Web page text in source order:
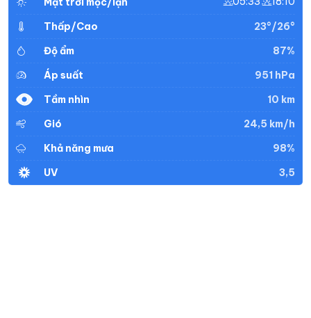
Thấp/Cao
23°/26°
Độ ẩm
87%
Áp suất
951 hPa
Tầm nhìn
10 km
Gió
24,5 km/h
Khả năng mưa
98%
UV
3,5